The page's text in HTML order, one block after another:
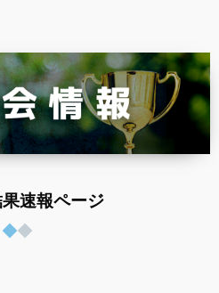
速報ページ